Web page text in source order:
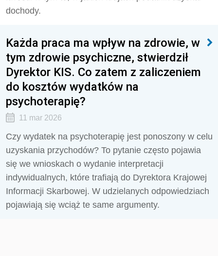
dochody.
Każda praca ma wpływ na zdrowie, w
tym zdrowie psychiczne, stwierdził
Dyrektor KIS. Co zatem z zaliczeniem
do kosztów wydatków na
psychoterapię?
11 mar 2026
Czy wydatek na psychoterapię jest ponoszony w celu
uzyskania przychodów? To pytanie często pojawia
się we wnioskach o wydanie interpretacji
indywidualnych, które trafiają do Dyrektora Krajowej
Informacji Skarbowej. W udzielanych odpowiedziach
pojawiają się wciąż te same argumenty.